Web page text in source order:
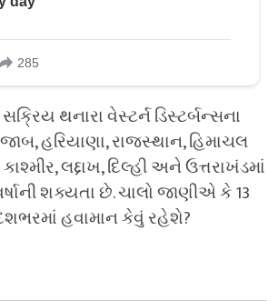
થનારા વેસ્ટર્ન ડિસ્ટર્બન્સના
હરિયાણા, રાજસ્થાન, હિમાચલ
લદ્દાખ, દિલ્હી અને ઉત્તરાખંડમાં
શક્યતા છે. ચાલો જાણીએ કે 13
હવામાન કેવું રહેશે?